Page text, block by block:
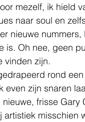
mezelf, ik hield
naar soul en
nieuwe
is. Oh nee, geen
vinden zijn.
rond
zijn snaren
frisse Gary
misschien